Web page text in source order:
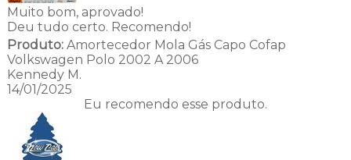
Muito bom, aprovado!
Deu tudo certo. Recomendo!
Produto:Amortecedor Mola Gás Capo Cofap
Volkswagen Polo 2002 A 2006
Kennedy M.
14/01/2025
Eu recomendo esse produto.